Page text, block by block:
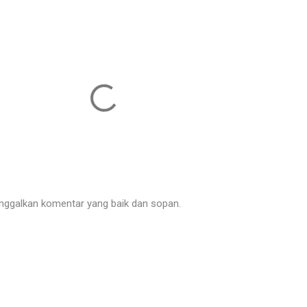
komentar yang baik dan sopan.